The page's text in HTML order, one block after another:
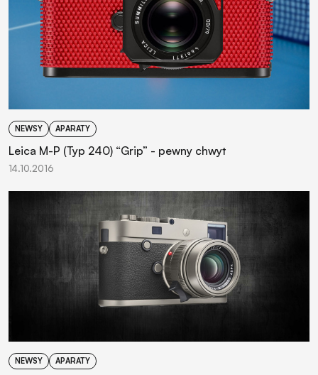
NEWSY APARATY
Leica M-P (Typ 240) “Grip” - pewny chwyt
14.10.2016
NEWSY APARATY